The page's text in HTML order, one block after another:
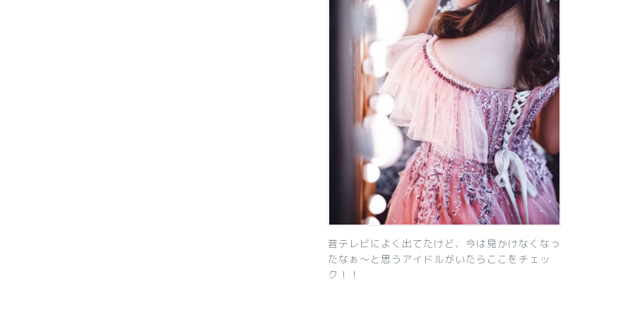
昔テレビによく出てたけど、今は見かけなくなっ
たなぁ～と思うアイドルがいたらここをチェッ
ク！！